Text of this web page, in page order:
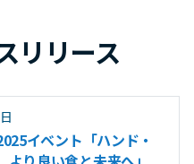
リリース
イベント「ハンド・